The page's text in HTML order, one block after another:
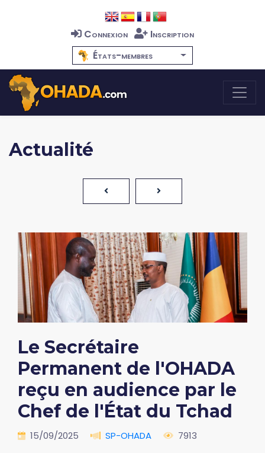
Connexion
Inscription
États-membres
Actualité
Le Secrétaire
Permanent de l'OHADA
reçu en audience par le
Chef de l'État du Tchad
15/09/2025 SP-OHADA 7913